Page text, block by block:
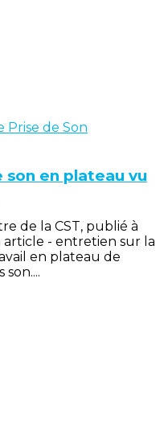
Prise de Son
son en plateau vu
de la CST, publié à
article - entretien sur la
en plateau de